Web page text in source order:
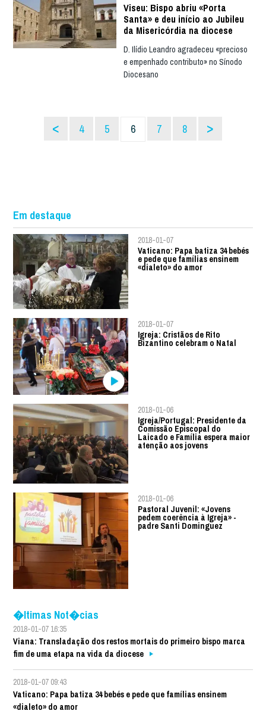
Viseu: Bispo abriu «Porta
Santa» e deu início ao Jubileu
da Misericórdia na diocese
D. Ilídio Leandro agradeceu «precioso
e empenhado contributo» no Sínodo
Diocesano
< 4 5 6 7 8 >
Em destaque
2018-01-07
Vaticano: Papa batiza 34 bebés
e pede que famílias ensinem
«dialeto» do amor
2018-01-07
Igreja: Cristãos de Rito
Bizantino celebram o Natal
2018-01-06
Igreja/Portugal: Presidente da
Comissão Episcopal do
Laicado e Família espera maior
atenção aos jovens
2018-01-06
Pastoral Juvenil: «Jovens
pedem coerência à Igreja» -
padre Santi Dominguez
�ltimas Not�cias
2018-01-07 16:35
Viana: Transladação dos restos mortais do primeiro bispo marca
fim de uma etapa na vida da diocese
2018-01-07 09:43
Vaticano: Papa batiza 34 bebés e pede que famílias ensinem
«dialeto» do amor